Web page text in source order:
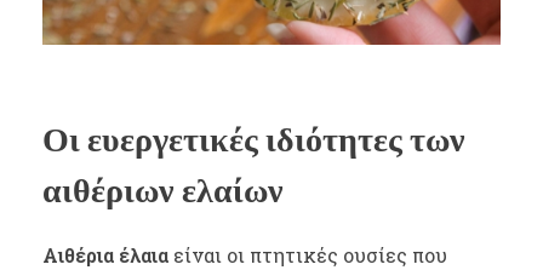
Οι ευεργετικές ιδιότητες των
αιθέριων ελαίων
Αιθέρια έλαια είναι οι πτητικές ουσίες που